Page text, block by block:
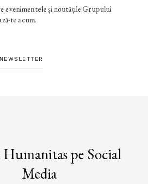
evenimentele și noutățile Grupului
te acum.
pe Social
Media